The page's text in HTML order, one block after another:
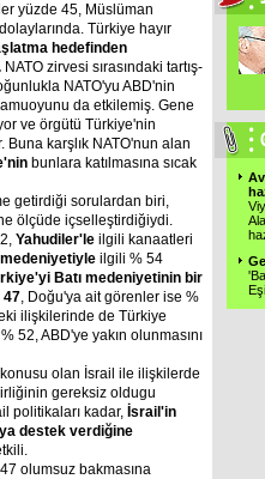
yüzde 45, Müslüman
Türkiye hayır
hedefinden
NATO zirvesi sırasındaki tartış-
NATO'yu ABD'nin
da etkilemiş. Gene
ve örgütü Türkiye'nin
Buna karşlık NATO'nun alan
bunlara katılmasına sıcak
getirdiği sorulardan biri,
ölçüde içselleştirdiğiydi.
Yahudiler'le ilgili kanaatleri
medeniyetiyle ilgili % 54
Batı medeniyetinin bir
47, Doğu'ya ait görenler ise %
ilişkilerinde de Türkiye
% 52, ABD'ye yakın olunmasını
olan İsrail ile ilişkilerde
gereksiz oldugu
politikaları kadar, İsrail'in
destek verdiğine
olumsuz bakmasına